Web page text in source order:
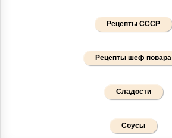
Рецепты СССР
Рецепты шеф повара
Сладости
Соусы